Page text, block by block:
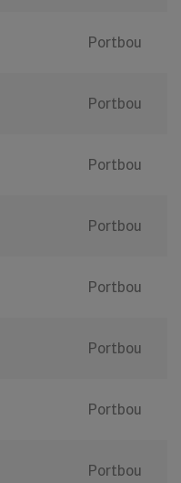
Portbou
Portbou
Portbou
Portbou
Portbou
Portbou
Portbou
Portbou